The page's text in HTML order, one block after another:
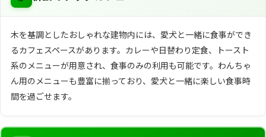
木を基調としたおしゃれな建物内には、愛犬と一緒に食事ができ
るカフェスペースがあります。カレーや日替わり定食、トースト
系のメニューが用意され、食事のみの利用も可能です。わんちゃ
ん用のメニューも豊富に揃っており、愛犬と一緒に楽しい食事時
間を過ごせます。